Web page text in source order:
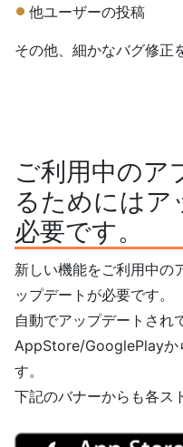
他ユーザーの投稿
その他、細かなバグ修正
ご利用中のア
るためにはア
必要です。
新しい機能をご利用中の
ップデートが必要です。
自動でアップデートされ
AppStore/GooglePlayか
す。
下記のバナーからも各ス